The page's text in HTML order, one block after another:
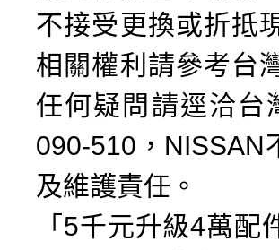
不接受更換或折抵
相關權利請參考台
任何疑問請逕洽台
090-510，NISSAN
及維護責任。
「5千元升級4萬